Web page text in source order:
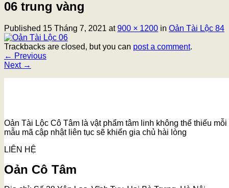
06 trung vàng
Published 15 Tháng 7, 2021 at900 × 1200 in Oản Tài Lộc 84
Trackbacks are closed, but you can post a comment.
← Previous
Next →
Oản Tài Lộc Cô Tâm là vật phẩm tâm linh không thể thiếu
mẫu mã cập nhật liên tục sẽ khiến gia chủ hài lòng
LIÊN HỆ
Oản Cô Tâm